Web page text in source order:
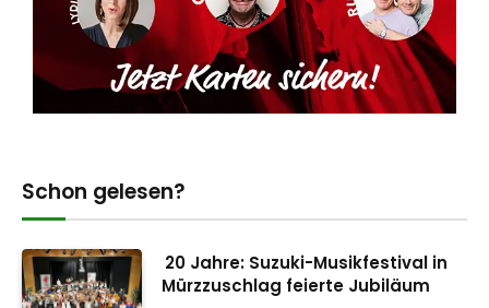
Schon gelesen?
20 Jahre: Suzuki-Musikfestival in
Mürzzuschlag feierte Jubiläum